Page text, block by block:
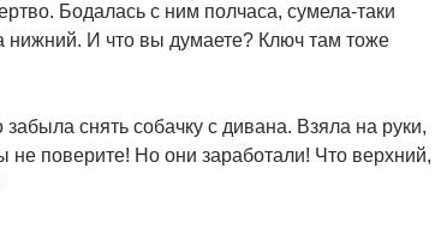
Бодалась с ним полчаса, сумела-таки
нижний. И что вы думаете? Ключ там тоже
снять собачку с дивана. Взяла на руки,
поверите! Но они заработали! Что верхний,